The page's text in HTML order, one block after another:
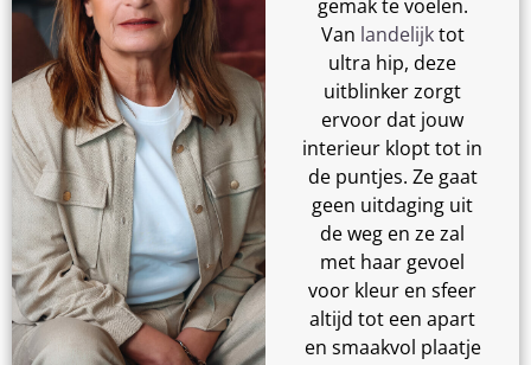
gemak te voelen.
Van landelijktot
ultra hip, deze
uitblinker zorgt
ervoor dat jouw
interieur klopt tot in
de puntjes. Ze gaat
geen uitdaging uit
de weg en ze zal
met haar gevoel
voor kleur en sfeer
altijd tot een apart
en smaakvol plaatje